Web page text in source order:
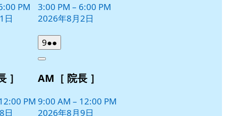
PM
日
3:00 PM – 6:00 PM
2026年8月2日
］
PM
日
92026
年
月
日
●●
件
イ
ン
Close
AM［ 院長 ］
9:00 AM – 12:00 PM
2026年8月9日